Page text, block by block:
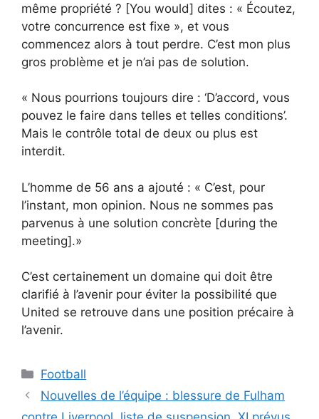
même propriété ? [You would] dites : « Écoutez,
votre concurrence est fixe », et vous
commencez alors à tout perdre. C’est mon plus
gros problème et je n’ai pas de solution.
« Nous pourrions toujours dire : ‘D’accord, vous
pouvez le faire dans telles et telles conditions’.
Mais le contrôle total de deux ou plus est
interdit.
L’homme de 56 ans a ajouté : « C’est, pour
l’instant, mon opinion. Nous ne sommes pas
parvenus à une solution concrète [during the
meeting].»
C’est certainement un domaine qui doit être
clarifié à l’avenir pour éviter la possibilité que
United se retrouve dans une position précaire à
l’avenir.
Catégories
Football
Nouvelles de l’équipe : blessure de Fulham